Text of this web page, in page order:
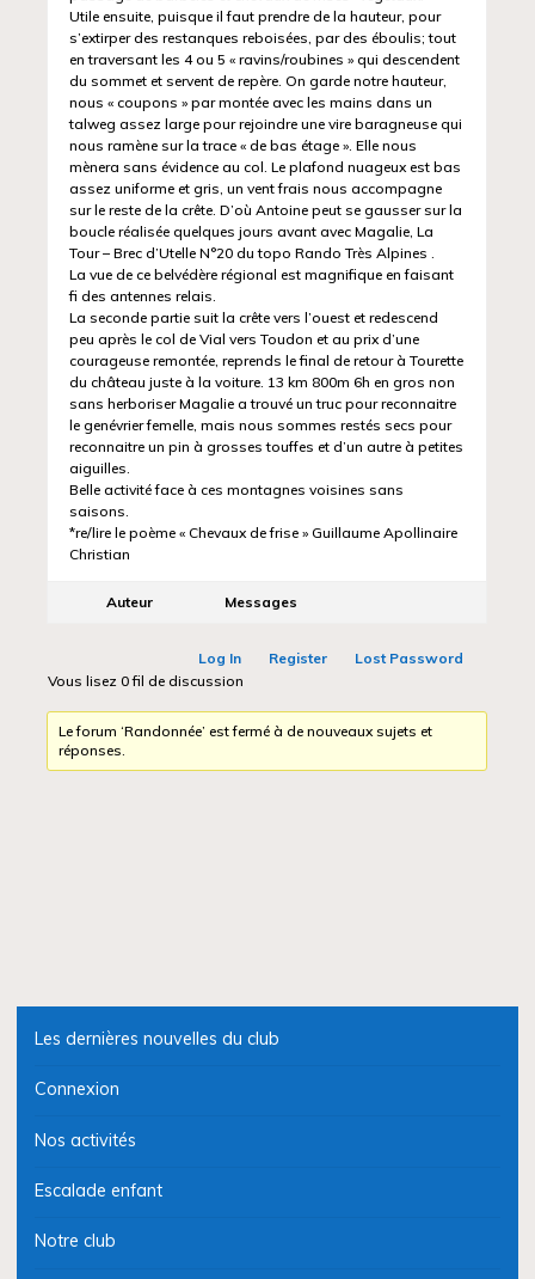
Utile ensuite, puisque il faut prendre de la hauteur, pour
s’extirper des restanques reboisées, par des éboulis; tout
en traversant les 4 ou 5 « ravins/roubines » qui descendent
du sommet et servent de repère. On garde notre hauteur,
nous « coupons » par montée avec les mains dans un
talweg assez large pour rejoindre une vire baragneuse qui
nous ramène sur la trace « de bas étage ». Elle nous
mènera sans évidence au col. Le plafond nuageux est bas
assez uniforme et gris, un vent frais nous accompagne
sur le reste de la crête. D’où Antoine peut se gausser sur la
boucle réalisée quelques jours avant avec Magalie, La
Tour – Brec d’Utelle N°20 du topo Rando Très Alpines .
La vue de ce belvédère régional est magnifique en faisant
fi des antennes relais.
La seconde partie suit la crête vers l’ouest et redescend
peu après le col de Vial vers Toudon et au prix d’une
courageuse remontée, reprends le final de retour à Tourette
du château juste à la voiture. 13 km 800m 6h en gros non
sans herboriser Magalie a trouvé un truc pour reconnaitre
le genévrier femelle, mais nous sommes restés secs pour
reconnaitre un pin à grosses touffes et d’un autre à petites
aiguilles.
Belle activité face à ces montagnes voisines sans
saisons.
*re/lire le poème « Chevaux de frise » Guillaume Apollinaire
Christian
Auteur Messages
Log In Register
Lost Password
Vous lisez 0 fil de discussion
Le forum ‘Randonnée’ est fermé à de nouveaux sujets et
réponses.
Les dernières nouvelles du club
Connexion
Nos activités
Escalade enfant
Notre club